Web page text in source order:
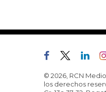
© 2026, RCN
los derechos